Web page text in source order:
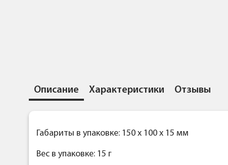
Описание Характеристики Отзывы
Габариты в упаковке: 150 x 100 x 15 мм
Вес в упаковке: 15 г